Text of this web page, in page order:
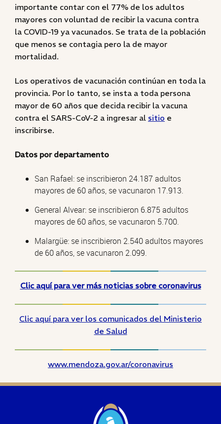
importante contar con el 77% de los adultos
mayores con voluntad de recibir la vacuna contra
la COVID-19 ya vacunados. Se trata de la población
que menos se contagia pero la de mayor
mortalidad.
Los operativos de vacunación continúan en toda la
provincia. Por lo tanto, se insta a toda persona
mayor de 60 años que decida recibir la vacuna
contra el SARS-CoV-2 a ingresar al sitio e
inscribirse.
Datos por departamento
San Rafael: se inscribieron 24.187 adultos
mayores de 60 años, se vacunaron 17.913.
General Alvear: se inscribieron 6.875 adultos
mayores de 60 años, se vacunaron 5.700.
Malargüe: se inscribieron 2.540 adultos mayores
de 60 años, se vacunaron 2.099.
Clic aquí para ver más noticias sobre coronavirus
Clic aquí para ver los comunicados del Ministerio
de Salud
www.mendoza.gov.ar/coronavirus